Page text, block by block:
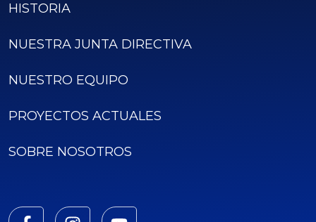
HISTORIA
NUESTRA JUNTA DIRECTIVA
NUESTRO EQUIPO
PROYECTOS ACTUALES
SOBRE NOSOTROS